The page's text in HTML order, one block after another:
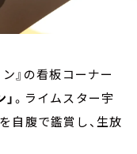
』の看板コーナー
。ライムスター宇
自腹で鑑賞し、生放